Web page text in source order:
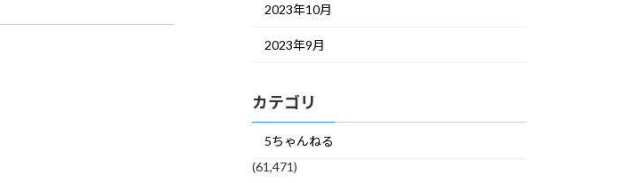
2023年10月
2023年9月
カテゴリ
5ちゃんねる
(61,471)